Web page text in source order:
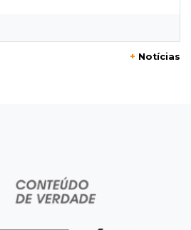
salários de até R$ 8,2 mil;
durante roubo de carro e
pátio
+ Notícias